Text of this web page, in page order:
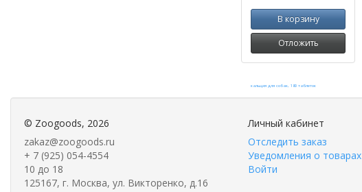
В корзину
Отложить
© Zoogoods, 2026
zakaz@zoogoods.ru
+ 7 (925) 054-4554
10 до 18
125167, г. Москва, ул. Викторенко, д.16
Личный кабинет
Отследить заказ
Уведомления о товарах
Войти